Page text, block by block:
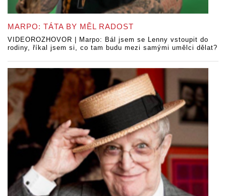
MARPO: TÁTA BY MĚL RADOST
VIDEOROZHOVOR | Marpo: Bál jsem se Lenny vstoupit do
rodiny, říkal jsem si, co tam budu mezi samými umělci dělat?